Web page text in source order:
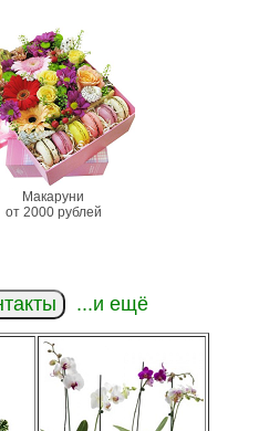
Макаруни
от 2000 рублей
...и ещё